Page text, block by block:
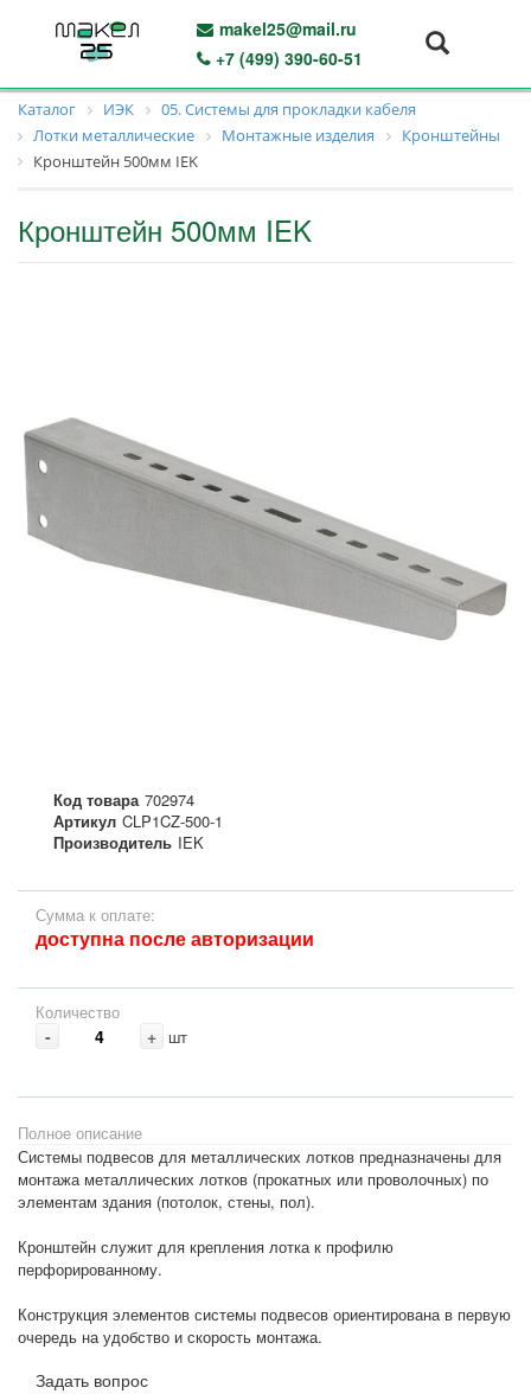
makel25@mail.ru
+7 (499) 390-60-51
Каталог ИЭК
05. Системы для прокладки кабеля
Лотки металлические
Монтажные изделия
Кронштейны
Кронштейн 500мм IEK
Кронштейн 500мм IEK
Код товара 702974
Артикул CLP1CZ-500-1
Производитель IEK
Сумма к оплате:
доступна после авторизации
Количество
- + шт
Полное описание
Системы подвесов для металлических лотков предназначены для
монтажа металлических лотков (прокатных или проволочных) по
элементам здания (потолок, стены, пол).
Кронштейн служит для крепления лотка к профилю
перфорированному.
Конструкция элементов системы подвесов ориентирована в первую
очередь на удобство и скорость монтажа.
Задать вопрос